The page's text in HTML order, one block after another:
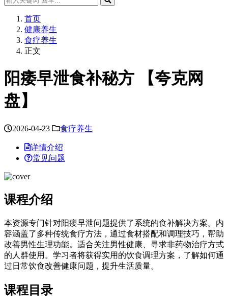
首页
健康养生
食疗养生
正文
阳痿早泄食补秘方 【夸克网
盘】
2026-04-23 食疗养生
详情介绍
常见问题
课程介绍
本资源专门针对阳痿早泄问题提供了系统的食补解决方案。内
容涵盖了多种传统食疗方法，通过食材搭配和调理技巧，帮助
改善男性生理功能。适合关注男性健康、寻求非药物治疗方式
的人群使用。学习者将获得实用的饮食调理方案，了解如何通
过日常饮食改善健康问题，提升生活质量。
课程目录